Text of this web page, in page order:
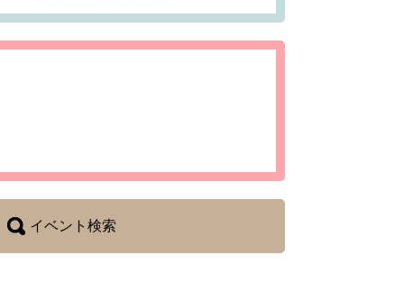
イベント検索